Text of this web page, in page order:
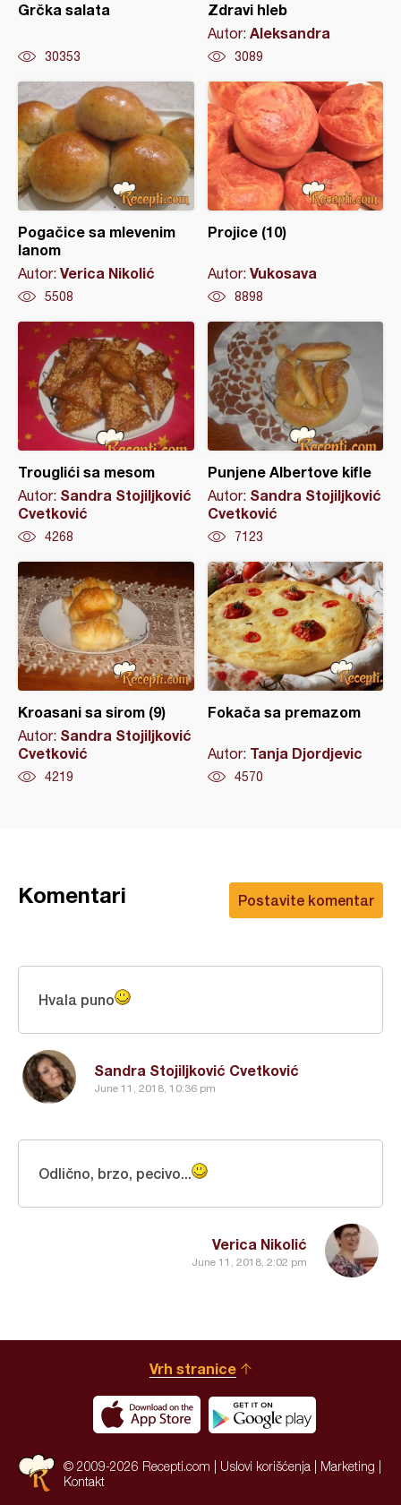
Grčka salata
30353
Zdravi hleb
Autor: Aleksandra
3089
Pogačice sa mlevenim
lanom
Autor: Verica Nikolić
5508
Projice (10)
Autor: Vukosava
8898
Trouglići sa mesom
Autor: Sandra Stojiljković
Cvetković
4268
Punjene Albertove kifle
Autor: Sandra Stojiljković
Cvetković
7123
Kroasani sa sirom (9)
Autor: Sandra Stojiljković
Cvetković
4219
Fokača sa premazom
Autor: Tanja Djordjevic
4570
Postavite komentar
Komentari
Sandra Stojiljković Cvetković
June 11, 2018, 10:36 pm
Hvala puno
Verica Nikolić
June 11, 2018, 2:02 pm
Odlično, brzo, pecivo...
Vrh stranice
© 2009-2026 Recepti.com | Uslovi korišćenja Marketing
Kontakt